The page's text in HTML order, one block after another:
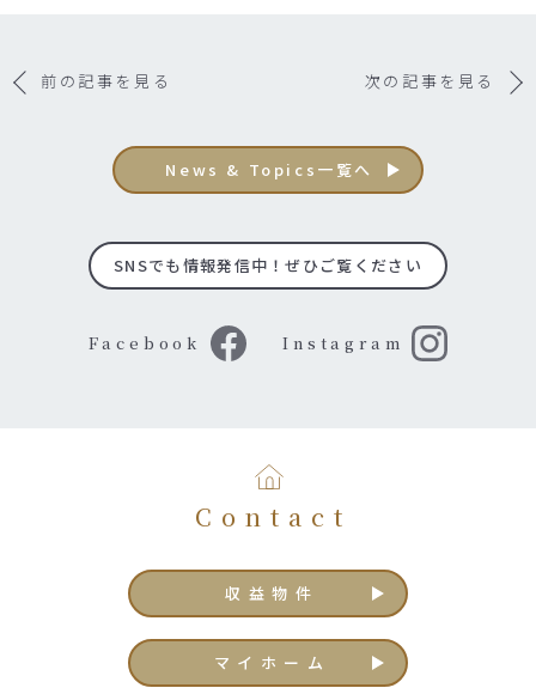
前の記事を見る 次の記事を見る
News & Topics一覧へ
SNSでも情報発信中！ぜひご覧ください
Facebook Instagram
Contact
収益物件
マイホーム